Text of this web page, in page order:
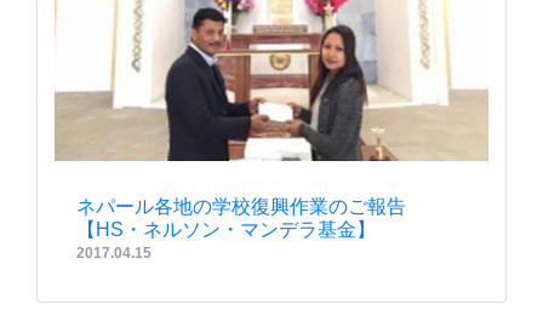
ネパール各地の学校復興作業のご報告
【HS・ネルソン・マンデラ基金】
2017.04.15